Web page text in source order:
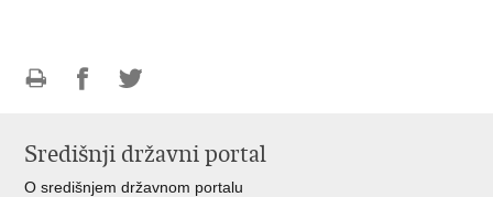
FacebookuTwitteru
Središnji državni portal
O središnjem državnom portalu